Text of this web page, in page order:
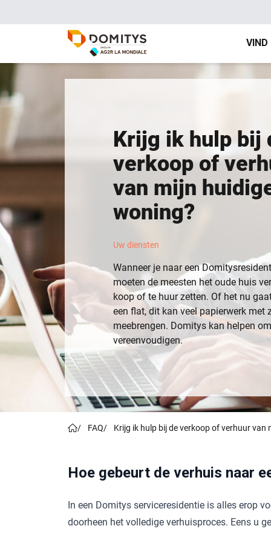
VIND
Krijg ik hulp bij
verkoop of
van mijn
woning?
Uw diensten
Wanneer je naar een
moeten de meesten het oude huis
koop of te huur zetten. Of het nu
een flat, dit kan veel papierwerk met
meebrengen. Domitys kan helpen
vereenvoudigen.
/ FAQ/ Krijg ik hulp bij de verkoop of verhuur van
Hoe gebeurt de verhuis naar
In een Domitys serviceresidentie is alles erop
doorheen het volledige verhuisproces. Eens u